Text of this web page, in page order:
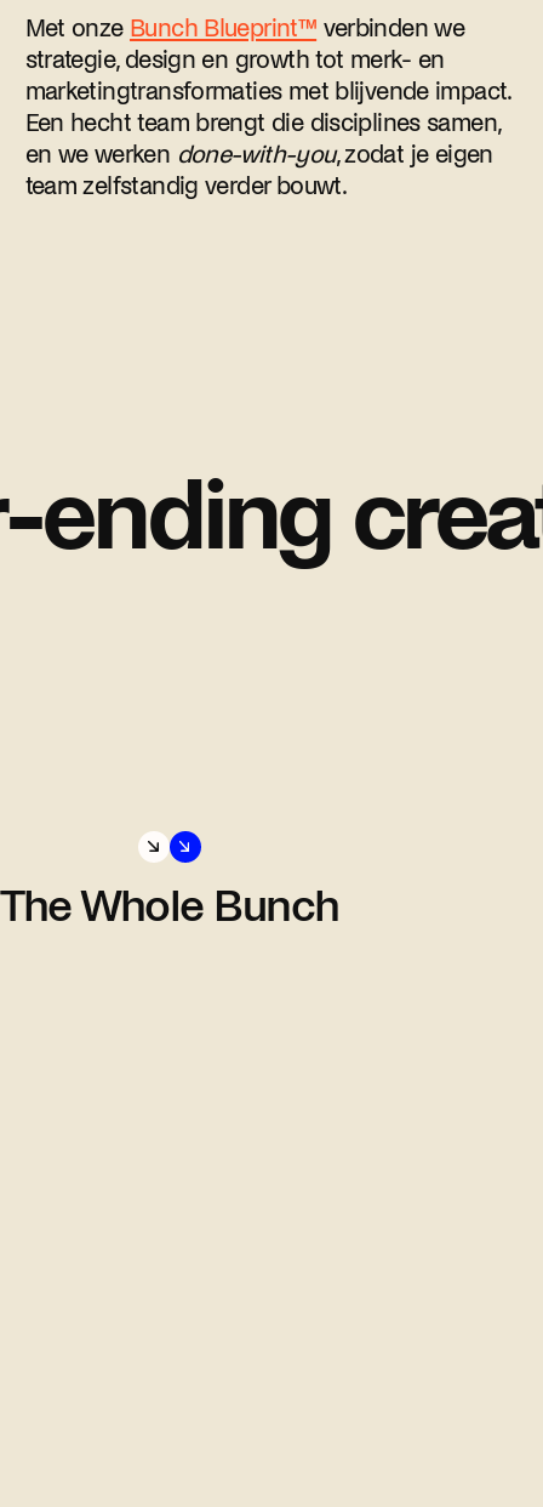
Met onze Bunch Blueprint™ verbinden we
strategie, design en growth tot merk- en
marketingtransformaties met blijvende impact.
Een hecht team brengt die disciplines samen,
en we werken done-with-you, zodat je eigen
team zelfstandig verder bouwt.
The Whole Bunch